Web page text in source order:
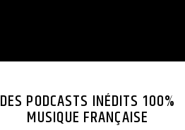
DES PODCASTS INÉDITS 100%
MUSIQUE FRANÇAISE